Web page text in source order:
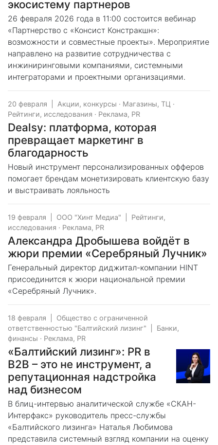
экосистему партнеров
26 февраля 2026 года в 11:00 состоится вебинар
«Партнерство с «Консист Констракшн»:
возможности и совместные проекты». Мероприятие
направлено на развитие сотрудничества с
инжиниринговыми компаниями, системными
интеграторами и проектными организациями.
20 февраля Акции, конкурсы · Магазины, ТЦ ·
Рейтинги, исследования · Реклама, PR
Dealsy: платформа, которая
превращает маркетинг в
благодарность
Новый инструмент персонализированных офферов
помогает брендам монетизировать клиентскую базу
и выстраивать лояльность
19 февраля ООО "Хинт Медиа"
Рейтинги,
исследования · Реклама, PR
Александра Дробышева войдёт в
жюри премии «Серебряный Лучник»
Генеральный директор диджитал-компании HINT
присоединится к жюри национальной премии
«Серебряный Лучник».
18 февраля
Общество с ограниченной
ответственностью "Балтийский лизинг"
Банки,
финансы · Реклама, PR
«Балтийский лизинг»: PR в
B2B – это не инструмент, а
репутационная надстройка
над бизнесом
В блиц-интервью аналитической службе «СКАН-
Интерфакс» руководитель пресс-службы
«Балтийского лизинга» Наталья Любимова
представила системный взгляд компании на оценку